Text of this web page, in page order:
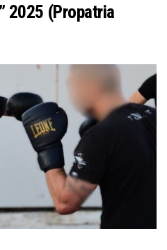
2025 (Propatria